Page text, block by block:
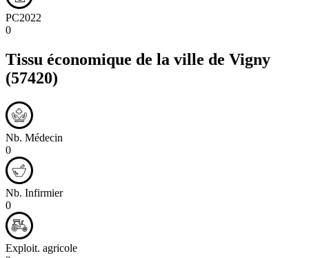
PC2022
0
Tissu économique de la ville de Vigny
(57420)
Nb. Médecin
0
Nb. Infirmier
0
Exploit. agricole